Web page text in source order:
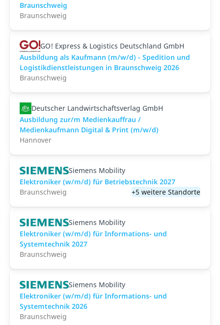
Braunschweig
Braunschweig
GO! Express & Logistics Deutschland GmbH
Ausbildung als Kaufmann (m/w/d) - Spedition und
Logistikdienstleistungen in Braunschweig 2026
Braunschweig
Deutscher Landwirtschaftsverlag GmbH
Ausbildung zur/m Medienkauffrau /
Medienkaufmann Digital & Print (m/w/d)
Hannover
Siemens Mobility
Elektroniker (w/m/d) für Betriebstechnik 2027
Braunschweig
+5 weitere Standorte
Siemens Mobility
Elektroniker (w/m/d) für Informations- und
Systemtechnik 2027
Braunschweig
Siemens Mobility
Elektroniker (w/m/d) für Informations- und
Systemtechnik 2026
Braunschweig